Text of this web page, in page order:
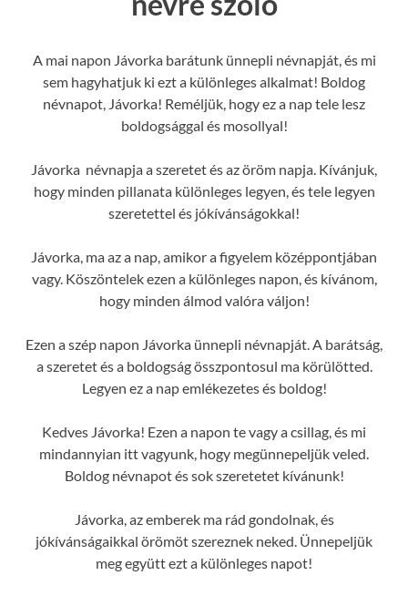
A mai napon Jávorka barátunk ünnepli névnapját, és mi
sem hagyhatjuk ki ezt a különleges alkalmat! Boldog
névnapot, Jávorka! Reméljük, hogy ez a nap tele lesz
boldogsággal és mosollyal!
Jávorka névnapja a szeretet és az öröm napja. Kívánjuk,
hogy minden pillanata különleges legyen, és tele legyen
szeretettel és jókívánságokkal!
Jávorka, ma az a nap, amikor a figyelem középpontjában
vagy. Köszöntelek ezen a különleges napon, és kívánom,
hogy minden álmod valóra váljon!
Ezen a szép napon Jávorka ünnepli névnapját. A barátság,
a szeretet és a boldogság összpontosul ma körülötted.
Legyen ez a nap emlékezetes és boldog!
Kedves Jávorka! Ezen a napon te vagy a csillag, és mi
mindannyian itt vagyunk, hogy megünnepeljük veled.
Boldog névnapot és sok szeretetet kívánunk!
Jávorka, az emberek ma rád gondolnak, és
jókívánságaikkal örömöt szereznek neked. Ünnepeljük
meg együtt ezt a különleges napot!